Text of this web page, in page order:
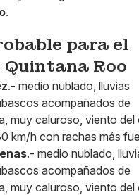
.
para el
Roo
.- medio nublado, lluvias
acompañados de
muy caluroso, viento del
km/h con rachas más
.- medio nublado,
acompañados de
muy caluroso, viento del